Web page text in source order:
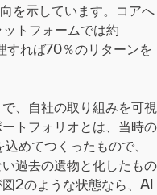
を示しています。コアへ
トフォームでは約
すれば70％のリターンを
、自社の取り組みを可視
トフォリオとは、当時の
めてつくったもので、
過去の遺物と化したもの
2のような状態なら、AI